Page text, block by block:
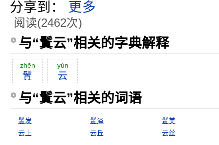
分享到： 更多
阅读(2462次)
与“鬒云”相关的字典解释
zhĕn
鬒
yún
云
与“鬒云”相关的词语
鬒发 鬒泽
鬒美
云上
云丘 云丝